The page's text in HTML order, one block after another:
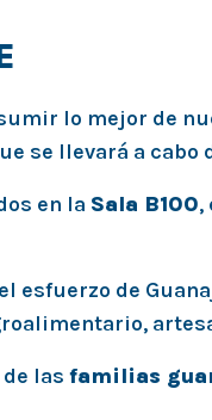
lo mejor de
se llevará a cabo
en la Sala B100,
esfuerzo de
de lasfamilias